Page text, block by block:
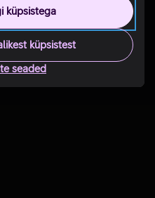
küpsistega
küpsistest
seaded